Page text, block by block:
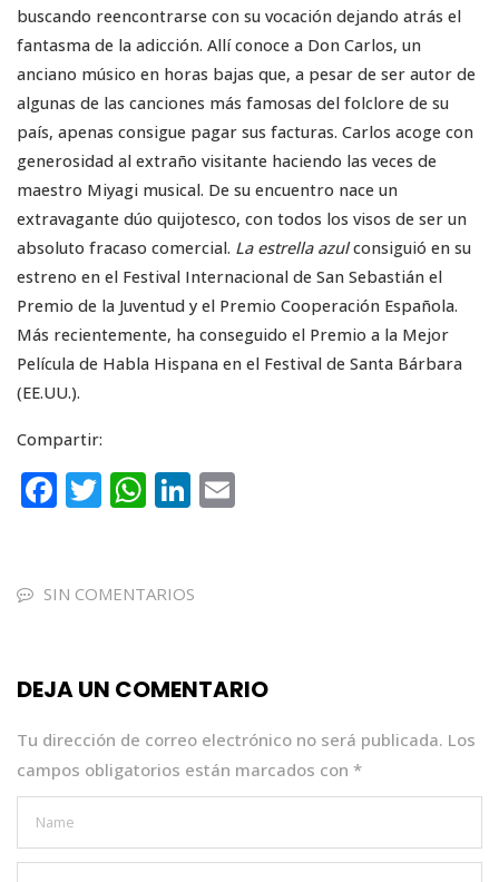
buscando reencontrarse con su vocación dejando atrás el
fantasma de la adicción. Allí conoce a Don Carlos, un
anciano músico en horas bajas que, a pesar de ser autor de
algunas de las canciones más famosas del folclore de su
país, apenas consigue pagar sus facturas. Carlos acoge con
generosidad al extraño visitante haciendo las veces de
maestro Miyagi musical. De su encuentro nace un
extravagante dúo quijotesco, con todos los visos de ser un
absoluto fracaso comercial. La estrella azulconsiguió en su
estreno en el Festival Internacional de San Sebastián el
Premio de la Juventud y el Premio Cooperación Española.
Más recientemente, ha conseguido el Premio a la Mejor
Película de Habla Hispana en el Festival de Santa Bárbara
(EE.UU.).
Compartir:
F
e
o
k
T
te
W
ts
p
Li
e
SIN COMENTARIOS
DEJA UN COMENTARIO
Tu dirección de correo electrónico no será publicada. Los
campos obligatorios están marcados con *